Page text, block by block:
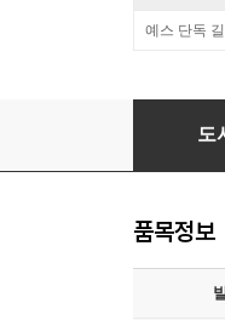
예스 단독
월급쟁이
도
품목정보